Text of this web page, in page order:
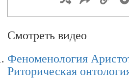
Феноменология Аристотеля.
Э.Гуссерль: Мистерия
Смотреть видео
Феноменология
Риторическая